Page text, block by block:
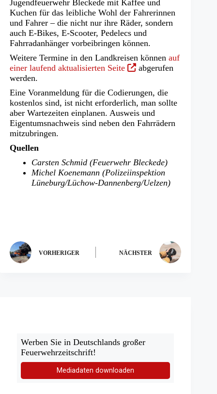
Jugendfeuerwehr Bleckede mit Kaffee und
Kuchen für das leibliche Wohl der Fahrerinnen
und Fahrer – die nicht nur ihre Räder, sondern
auch E-Bikes, E-Scooter, Pedelecs und
Fahrradanhänger vorbeibringen können.
Weitere Termine in den Landkreisen können auf
einer laufend aktualisierten Seite(Öffnet
neuen
Tab)
abgerufen
werden.
Eine Voranmeldung für die Codierungen, die
kostenlos sind, ist nicht erforderlich, man sollte
aber Wartezeiten einplanen. Ausweis und
Eigentumsnachweis sind neben den Fahrrädern
mitzubringen.
Quellen
Carsten Schmid (Feuerwehr Bleckede)
Michel Koenemann (Polizeiinspektion
Lüneburg/Lüchow-Dannenberg/Uelzen)
VORHERIGER NÄCHSTER
Werben Sie in Deutschlands großer
Feuerwehrzeitschrift!
Mediadaten downloaden